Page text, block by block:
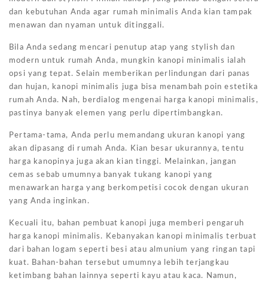
dan kebutuhan Anda agar rumah minimalis Anda kian tampak
menawan dan nyaman untuk ditinggali.
Bila Anda sedang mencari penutup atap yang stylish dan
modern untuk rumah Anda, mungkin kanopi minimalis ialah
opsi yang tepat. Selain memberikan perlindungan dari panas
dan hujan, kanopi minimalis juga bisa menambah poin estetika
rumah Anda. Nah, berdialog mengenai harga kanopi minimalis,
pastinya banyak elemen yang perlu dipertimbangkan.
Pertama-tama, Anda perlu memandang ukuran kanopi yang
akan dipasang di rumah Anda. Kian besar ukurannya, tentu
harga kanopinya juga akan kian tinggi. Melainkan, jangan
cemas sebab umumnya banyak tukang kanopi yang
menawarkan harga yang berkompetisi cocok dengan ukuran
yang Anda inginkan.
Kecuali itu, bahan pembuat kanopi juga memberi pengaruh
harga kanopi minimalis. Kebanyakan kanopi minimalis terbuat
dari bahan logam seperti besi atau almunium yang ringan tapi
kuat. Bahan-bahan tersebut umumnya lebih terjangkau
ketimbang bahan lainnya seperti kayu atau kaca. Namun,